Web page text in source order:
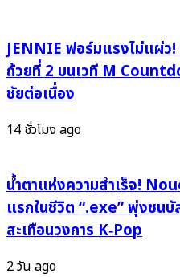
ค้า
แซ่
บ
เต
ยม
แอร์
190
ประเทศ
ทั่ว
ขัดใจ
(Don’t
Slow
Me
Down)”
แดน
ซ์
ฉลอง
วัน
พิเศษ
JENNIE ฟอร์มแรงไม่แผ่
ถ้วยที่ 2 บนเวที M
ชัยต่อเนื่อง
14 ชั่วโมง ago
น้ำตาแห่งความสำเร็จ!
แรกในชีวิต “.exe” พุ่งชน
สะเทือนวงการ K‑Pop
2 วัน ago